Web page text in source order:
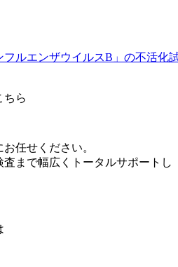
フルエンザウイルスB」の不活化
ちら
任せください。
まで幅広くトータルサポートし